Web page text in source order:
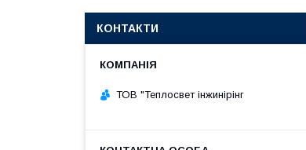
КОНТАКТИ
ТОВ "Теплосвет інжинірінг